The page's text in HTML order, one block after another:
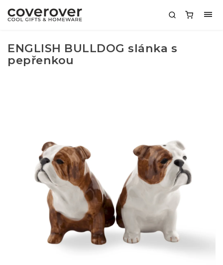
ENGLISH BULLDOG slánka s
pepřenkou